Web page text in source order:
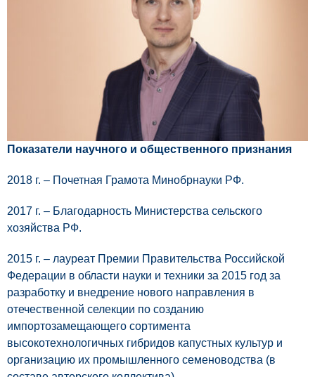
Показатели научного и общественного признания
2018 г. – Почетная Грамота Минобрнауки РФ.
2017 г. – Благодарность Министерства сельского
хозяйства РФ.
2015 г. – лауреат Премии Правительства Российской
Федерации в области науки и техники за 2015 год за
разработку и внедрение нового направления в
отечественной селекции по созданию
импортозамещающего сортимента
высокотехнологичных гибридов капустных культур и
организацию их промышленного семеноводства (в